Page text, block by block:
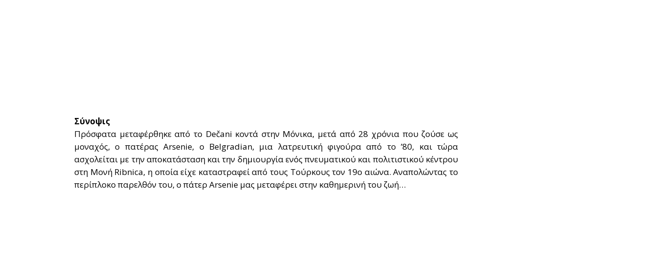
Σύνοψις
Πρόσφατα μεταφέρθηκε από το Dečani κοντά στην Μόνικα, μετά από 28 χρόνια που ζούσε ως
μοναχός, ο πατέρας Arsenie, ο Belgradian, μια λατρευτική φιγούρα από το ’80, και τώρα
ασχολείται με την αποκατάσταση και την δημιουργία ενός πνευματικού και πολιτιστικού κέντρου
στη Μονή Ribnica, η οποία είχε καταστραφεί από τους Τούρκους τον 19ο αιώνα. Αναπολώντας το
περίπλοκο παρελθόν του, ο πάτερ Arsenie μας μεταφέρει στην καθημερινή του ζωή…